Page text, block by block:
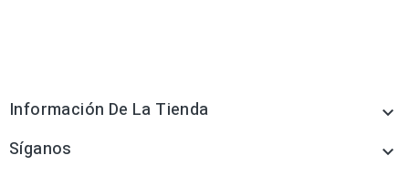
Información De La Tienda 
Síganos 